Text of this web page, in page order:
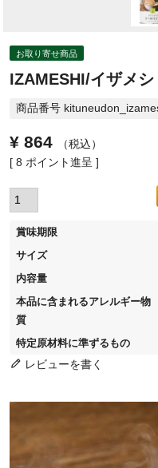
お取り寄せ商品
IZAMESHI/イザメ
商品番号
¥ 864
税込
[ 8 ポイント進呈 ]
賞味期限
サイズ
内容量
本品に含まれるアレルギー物
質
特定原材料に準ずるもの
レビューを書く